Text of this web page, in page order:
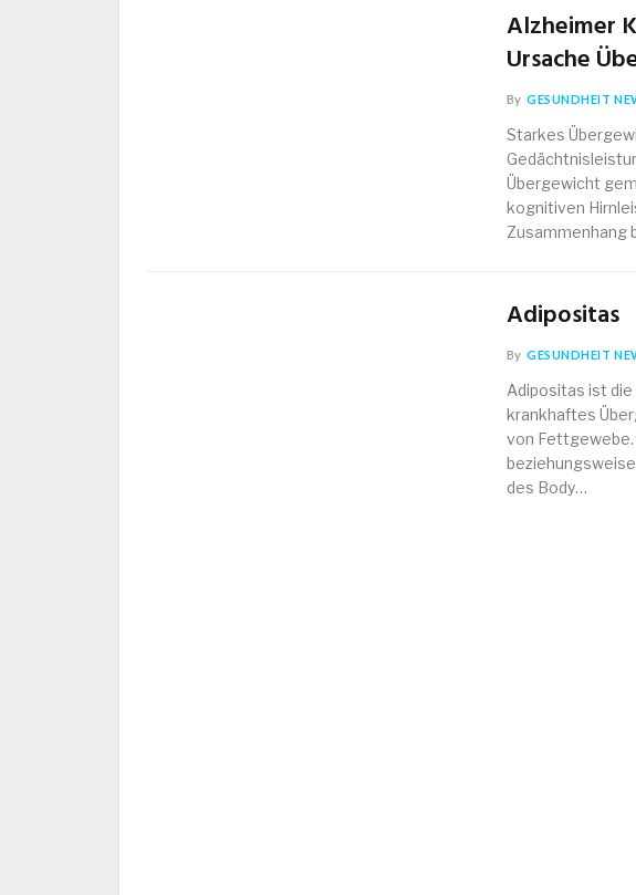
Alzheimer
Ursache
By GESUNDHEIT
Starkes
Übergewicht
kognitiven
Zusammenhang
Adipositas
By GESUNDHEIT
Adipositas ist
krankhaftes
von
des Body…